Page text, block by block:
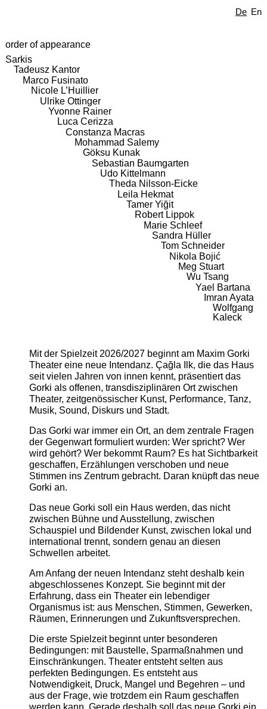
De En
order of appearance
Sarkis
Tadeusz Kantor
Marco Fusinato
Nicole L’Huillier
Ulrike Ottinger
Yvonne Rainer
Luca Cerizza
Constanza Macras
Mohammad Salemy
Göksu Kunak
Sebastian Baumgarten
Udo Kittelmann
Theda Nilsson-Eicke
Leila Hekmat
Tamer Yiğit
Robert Lippok
Marie Schleef
Sandra Hüller
Tom Schneider
Nikola Bojić
Meg Stuart
Wu Tsang
Yael Bartana
Imran Ayata
Wolfgang
Kaleck
Mit der Spielzeit 2026/2027 beginnt am Maxim Gorki
Theater eine neue Intendanz. Çağla Ilk, die das Haus
seit vielen Jahren von innen kennt, präsentiert das
Gorki als offenen, transdisziplinären Ort zwischen
Theater, zeitgenössischer Kunst, Performance, Tanz,
Musik, Sound, Diskurs und Stadt.
Das Gorki war immer ein Ort, an dem zentrale Fragen
der Gegenwart formuliert wurden: Wer spricht? Wer
wird gehört? Wer bekommt Raum? Es hat Sichtbarkeit
geschaffen, Erzählungen verschoben und neue
Stimmen ins Zentrum gebracht. Daran knüpft das neue
Gorki an.
Das neue Gorki soll ein Haus werden, das nicht
zwischen Bühne und Ausstellung, zwischen
Schauspiel und Bildender Kunst, zwischen lokal und
international trennt, sondern genau an diesen
Schwellen arbeitet.
Am Anfang der neuen Intendanz steht deshalb kein
abgeschlossenes Konzept. Sie beginnt mit der
Erfahrung, dass ein Theater ein lebendiger
Organismus ist: aus Menschen, Stimmen, Gewerken,
Räumen, Erinnerungen und Zukunftsversprechen.
Die erste Spielzeit beginnt unter besonderen
Bedingungen: mit Baustelle, Sparmaßnahmen und
Einschränkungen. Theater entsteht selten aus
perfekten Bedingungen. Es entsteht aus
Notwendigkeit, Druck, Mangel und Begehren – und
aus der Frage, wie trotzdem ein Raum geschaffen
werden kann. Gerade deshalb soll das neue Gorki ein